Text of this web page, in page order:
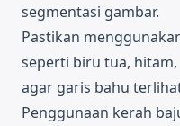
segmentasi gambar.
Pastikan
seperti biru tua,
agar garis bahu
Penggunaan kerah